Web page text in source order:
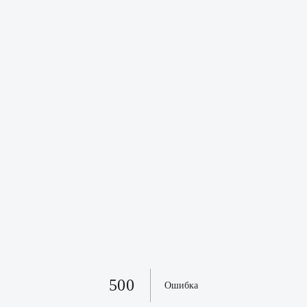
500 Ошибка